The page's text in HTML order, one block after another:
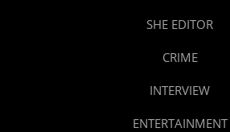
SHE EDITOR
CRIME
INTERVIEW
ENTERTAINMENT